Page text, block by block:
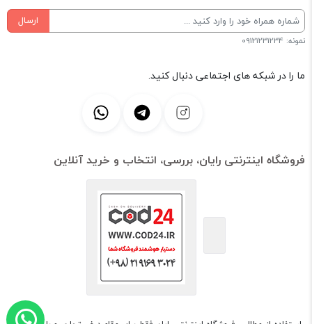
ارسال
نمونه: 09121231234
ما را در شبکه های اجتماعی دنبال کنید.
فروشگاه اینترنتی رایان، بررسی، انتخاب و خرید آنلاین